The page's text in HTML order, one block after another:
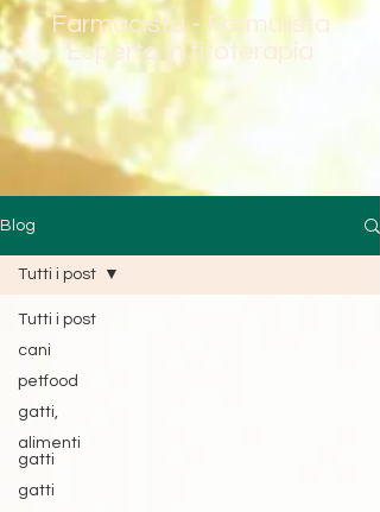
Farmacista - Formulista
Esperto in fitoterapia
Blog
Tutti i post
cani
petfood
gatti,
alimenti
gatti
gatti
Tutti i post